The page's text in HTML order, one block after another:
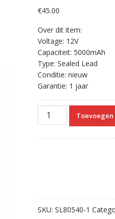
€45.00
Over dit item:
Voltage: 12V
Capaciteit: 5000mAh
Type: Sealed Lead
Conditie: nieuw
Garantie: 1 jaar
Vervangende
Accu
SKU: SL80540-1